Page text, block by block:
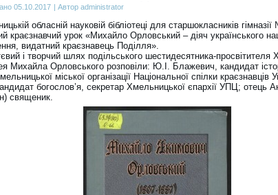
05.10.2017 | Автор administrator
обласній науковій бібліотеці для старшокласників
краєзнавчий урок «Михайло Орловський – діяч українського
видатний краєзнавець Поділля».
і творчий шлях подільського шестидесятника-просвітителя
Михайла Орловського розповіли: Ю.І. Блажевич, кандидат
міської організації Національної спілки краєзнавців
богослов’я, секретар Хмельницької єпархії УПЦ; отець
священик.